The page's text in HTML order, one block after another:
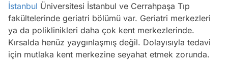
İstanbul Üniversitesi İstanbul ve Cerrahpaşa Tıp
fakültelerinde geriatri bölümü var. Geriatri merkezleri
ya da poliklinikleri daha çok kent merkezlerinde.
Kırsalda henüz yaygınlaşmış değil. Dolayısıyla tedavi
için mutlaka kent merkezine seyahat etmek zorunda.